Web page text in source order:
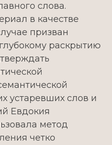
слова.
в качестве
призван
раскрытию
устаревших слов и
Евдокия
метод
четко